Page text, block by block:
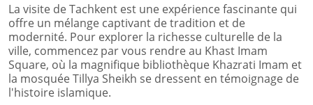
La visite de Tachkent est une expérience fascinante qui
offre un mélange captivant de tradition et de
modernité. Pour explorer la richesse culturelle de la
ville, commencez par vous rendre au Khast Imam
Square, où la magnifique bibliothèque Khazrati Imam et
la mosquée Tillya Sheikh se dressent en témoignage de
l'histoire islamique.